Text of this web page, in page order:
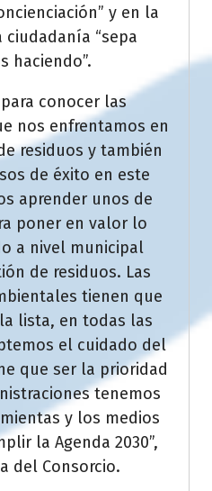
y en la
“sepa
haciendo”.
conocer las
nos enfrentamos en
residuos y también
de éxito en este
aprender unos de
poner en valor lo
a nivel municipal
de residuos. Las
tienen que
lista, en todas las
el cuidado del
que ser la prioridad
tenemos
y los medios
la Agenda 2030”,
del Consorcio.